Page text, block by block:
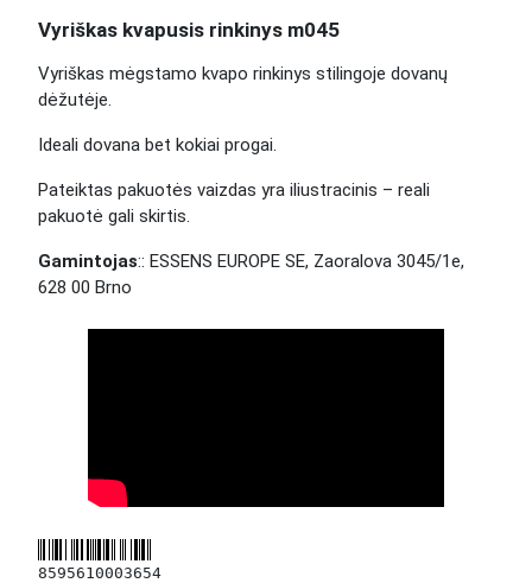
Vyriškas kvapusis rinkinys m045
Vyriškas mėgstamo kvapo rinkinys stilingoje dovanų
dėžutėje.
Ideali dovana bet kokiai progai.
Pateiktas pakuotės vaizdas yra iliustracinis – reali
pakuotė gali skirtis.
Gamintojas:: ESSENS EUROPE SE, Zaoralova 3045/1e,
628 00 Brno
8595610003654